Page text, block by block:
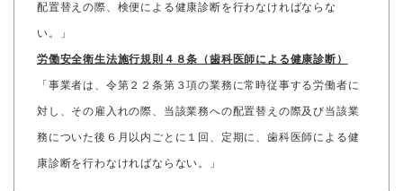
配置替えの際、検便による健康診断を行わなければならな
い。」
労働安全衛生法施行規則４８条（歯科医師による健康診断）
「事業者は、令第２２条第３項の業務に常時従事する労働者に
対し、その雇入れの際、当該業務への配置替えの際及び当該業
務についた後６月以内ごとに１回、定期に、歯科医師による健
康診断を行わなければならない。」